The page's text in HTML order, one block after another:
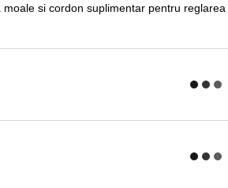
si cordon suplimentar pentru reglarea